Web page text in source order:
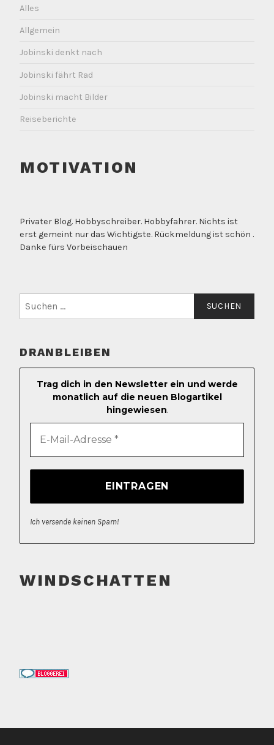
Alles
Allgemein
Jobinski denkt nach
Jobinski fährt Rad
Jobinski macht Bilder
Reiseberichte
MOTIVATION
Privater Blog. Hobbyschreiber. Hobbyfahrer. Nichts ist
erst gemeint nur das Wichtigste. Rückmeldung ist schön .
Danke fürs Vorbeischauen
nach:
DRANBLEIBEN
Trag dich in den Newsletter ein und werde
monatlich auf die neuen Blogartikel
hingewiesen.
Ich versende keinen Spam!
WINDSCHATTEN